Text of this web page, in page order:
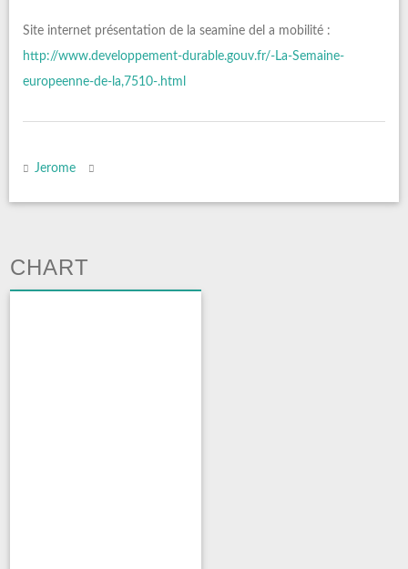
Site internet présentation de la seamine del a mobilité :
http://www.developpement-durable.gouv.fr/-La-Semaine-
europeenne-de-la,7510-.html
Jerome
CHART